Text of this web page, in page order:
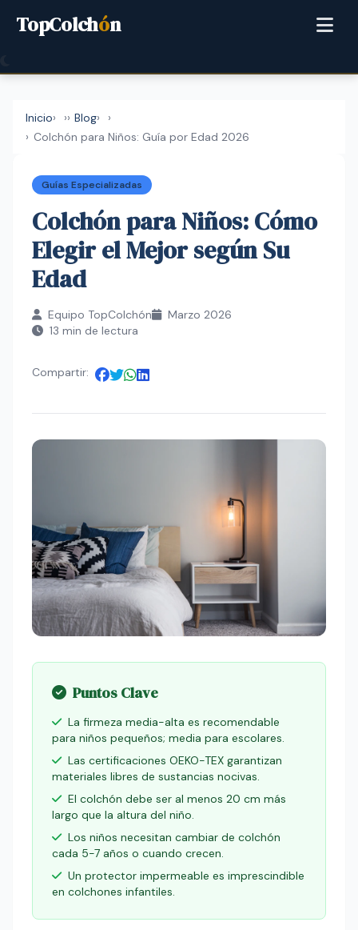
TopColchón
Inicio › Blog
›
Colchón para Niños: Guía por Edad 2026
Guías Especializadas
Colchón para Niños: Cómo
Elegir el Mejor según Su
Edad
Equipo TopColchón
Marzo 2026
13 min de lectura
Compartir:
Puntos Clave
La firmeza media-alta es recomendable
para niños pequeños; media para escolares.
Las certificaciones OEKO-TEX garantizan
materiales libres de sustancias nocivas.
El colchón debe ser al menos 20 cm más
largo que la altura del niño.
Los niños necesitan cambiar de colchón
cada 5-7 años o cuando crecen.
Un protector impermeable es imprescindible
en colchones infantiles.